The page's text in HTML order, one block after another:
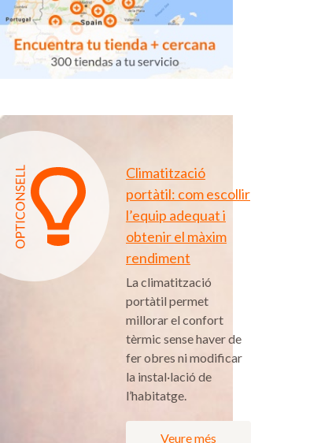
Climatització
portàtil: com escollir
l’equip adequat i
obtenir el màxim
rendiment
La climatització
portàtil permet
millorar el confort
tèrmic sense haver de
fer obres ni modificar
la instal·lació de
l’habitatge.
Veure més